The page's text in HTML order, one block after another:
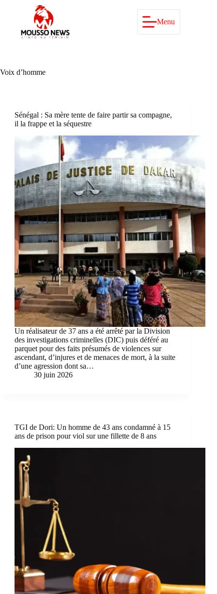
Menu
Voix d’homme
Sénégal : Sa mère tente de faire partir sa compagne,
il la frappe et la séquestre
Un réalisateur de 37 ans a été arrêté par la Division
des investigations criminelles (DIC) puis déféré au
parquet pour des faits présumés de violences sur
ascendant, d’injures et de menaces de mort, à la suite
d’une agression dont sa…
30 juin 2026
TGI de Dori: Un homme de 43 ans condamné à 15
ans de prison pour viol sur une fillette de 8 ans